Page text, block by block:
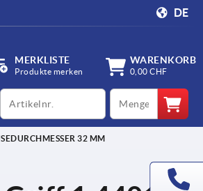
DE
MERKLISTE
Produkte merken
WARENKORB
0,00 CHF
productCode qty
32 MM